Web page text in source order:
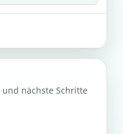
nächste Schritte